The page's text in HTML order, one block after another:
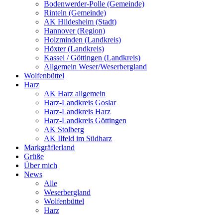
Bodenwerder-Polle (Gemeinde)
Rinteln (Gemeinde)
AK Hildesheim (Stadt)
Hannover (Region)
Holzminden (Landkreis)
Höxter (Landkreis)
Kassel / Göttingen (Landkreis)
Allgemein Weser/Weserbergland
Wolfenbüttel
Harz
AK Harz allgemein
Harz-Landkreis Goslar
Harz-Landkreis Harz
Harz-Landkreis Göttingen
AK Stolberg
AK Ilfeld im Südharz
Markgräflerland
Grüße
Über mich
News
Alle
Weserbergland
Wolfenbüttel
Harz